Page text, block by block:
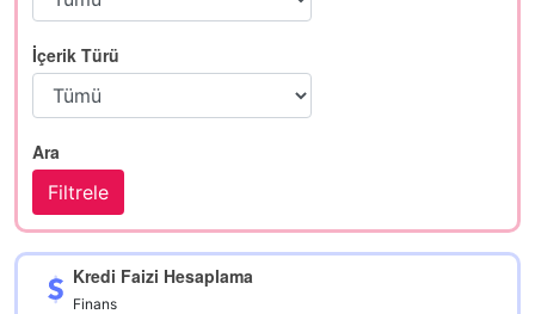
İçerik Türü
Ara
Kredi Faizi Hesaplama
Finans